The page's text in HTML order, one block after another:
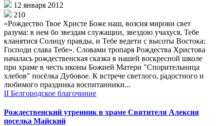
12 января 2012
210
«Рождество Твое Христе Боже наш, возсия мирови свет
разума: в нем бо звездам служащии, звездою учахуся, Тебе
кланятися Солнцу правды, и Тебе ведети с высоты Востока:
Господи слава Тебе». Словами тропаря Рождества Христова
началась рождественская сказка в нашей воскресной школе
при храме в честь иконы Божией Матери "Спорительница
хлебов" посёлка Дубовое. К встрече светлого, радостного и
любимого праздника воспитанники...
II Белгородское благочиние
Рождественский утренник в храме Святителя Алексия
поселка Майский